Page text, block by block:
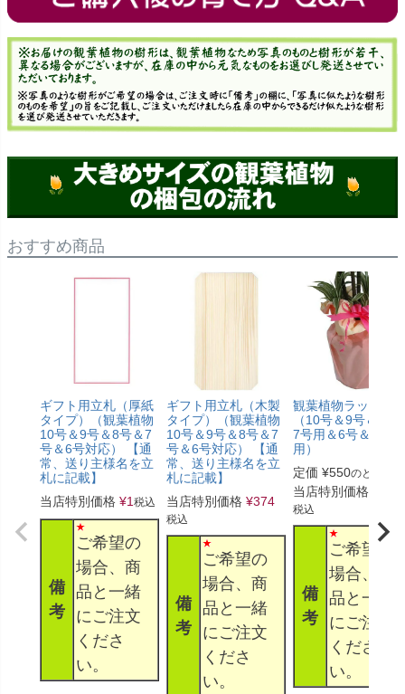
おすすめ商品
ギフト用立札（厚紙
タイプ）（観葉植物
10号＆9号＆8号＆7
号＆6号対応） 【通
常、送り主様名を立
札に記載】
当店特別価格 ¥1 税込
備
考
ご希望の
場合、商
品と一緒
にご注文
くださ
い。
ギフト用立札（木製
タイプ）（観葉植物
10号＆9号＆8号＆7
号＆6号対応） 【通
常、送り主様名を立
札に記載】
当店特別価格 ¥374
税込
備
考
ご希望の
場合、商
品と一緒
にご注文
くださ
い。
観葉植物ラッピン
（10号＆9号＆8号
7号用＆6号＆5号
用）
定価 ¥550のところ
当店特別価格
税込
備
考
ご希望の
場合、商
品と一緒
にご注文
くださ
い。